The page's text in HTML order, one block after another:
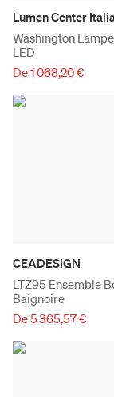
Lumen Center
Washington
LED
De 1 068,20 €
CEADESIGN
LTZ95 Ensemble
Baignoire
De 5 365,57 €